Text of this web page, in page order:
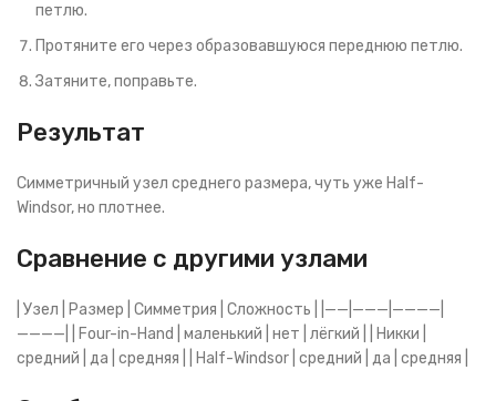
петлю.
Протяните его через образовавшуюся переднюю петлю.
Затяните, поправьте.
Результат
Симметричный узел среднего размера, чуть уже Half-
Windsor, но плотнее.
Сравнение с другими узлами
| Узел | Размер | Симметрия | Сложность | |——|———|————|
————| | Four-in-Hand | маленький | нет | лёгкий | | Никки |
средний | да | средняя | | Half-Windsor | средний | да | средняя |